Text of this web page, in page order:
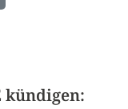
kündigen: